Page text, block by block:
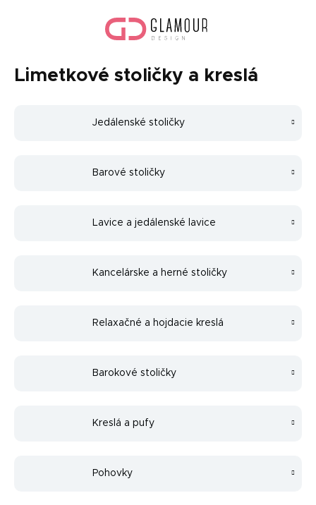
Limetkové stoličky a kreslá
Jedálenské stoličky
Barové stoličky
Lavice a jedálenské lavice
Kancelárske a herné stoličky
Relaxačné a hojdacie kreslá
Barokové stoličky
Kreslá a pufy
Pohovky